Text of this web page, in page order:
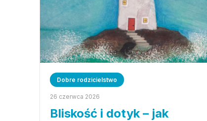
Dobre rodzicielstwo
26 czerwca 2026
Bliskość i dotyk – jak